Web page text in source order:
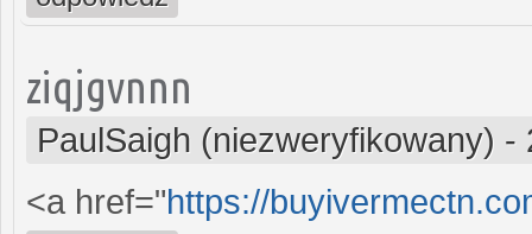
ziqjgvnnn
PaulSaigh (niezweryfikowany) -
<a href="https://